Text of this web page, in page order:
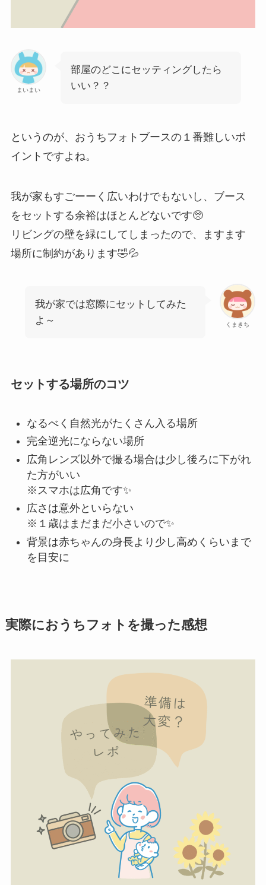
まいまい
部屋のどこにセッティングしたら
いい？？
というのが、おうちフォトブースの１番難しいポ
イントですよね。
我が家もすごーーく広いわけでもないし、ブース
をセットする余裕はほとんどないです🥺
リビングの壁を緑にしてしまったので、ますます
場所に制約があります🤣💦
くまきち
我が家では窓際にセットしてみた
よ～
セットする場所のコツ
なるべく自然光がたくさん入る場所
完全逆光にならない場所
広角レンズ以外で撮る場合は少し後ろに下がれ
た方がいい
※スマホは広角です✨
広さは意外といらない
※１歳はまだまだ小さいので✨
背景は赤ちゃんの身長より少し高めくらいまで
を目安に
実際におうちフォトを撮った感想